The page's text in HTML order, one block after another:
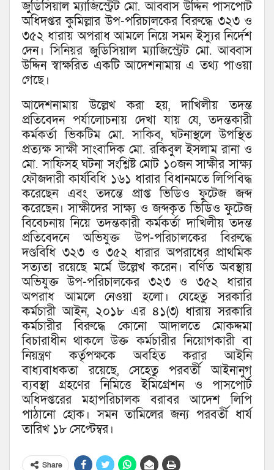
জুডিসিয়াল ম্যাজিস্ট্রেট মো. আব্বাস উদ্দিন পাসপোর্ট
অধিদপ্তর কুমিল্লার উপ-পরিচালকের বিরুদ্ধে ৩২৩ ও
৩৫২ ধারায় অপরাধ আমলে নিয়ে সমন ইস্যুর নির্দেশ
দেন। সিনিয়র জুডিসিয়াল ম্যাজিস্ট্রেট মো. আব্বাস
উদ্দিন স্বাক্ষরিত একটি আদেশনামায় এ তথ্য পাওয়া
গেছে।
আদেশনামায় উল্লেখ করা হয়, দাখিলীয় তদন্ত
প্রতিবেদন পর্যালোচনায় দেখা যায় যে, তদন্তকারী
কর্মকর্তা ভিকটিম মো. সাকিব, ঘটনাস্থলে উপস্থিত
প্রত্যক্ষ সাক্ষী সাংবাদিক মো. রকিবুল ইসলাম রানা ও
মো. সাফিসহ ঘটনা সংশ্লিষ্ট মোট ১০জন সাক্ষীর সাক্ষ্য
ফৌজদারী কার্যবিধি ১৬১ ধারার বিধানমতে লিপিবিদ্ধ
করেছেন এবং তদন্তে প্রাপ্ত ভিডিও ফুটেজ জব্দ
করেছেন। সাক্ষীদের সাক্ষ্য ও জব্দকৃত ভিডিও ফুটেজ
বিবেচনায় নিয়ে তদন্তকারী কর্মকর্তা দাখিলীয় তদন্ত
প্রতিবেদনে অভিযুক্ত উপ-পরিচালকের বিরুদ্ধে
দণ্ডবিধি ৩২৩ ও ৩৫২ ধারার অপরাধের প্রাথমিক
সত্যতা রয়েছে মর্মে উল্লেখ করেন। বর্ণিত অবস্থায়
অভিযুক্ত উপ-পরিচালকের ৩২৩ ও ৩৫২ ধারার
অপরাধ আমলে নেওয়া হলো। যেহেতু সরকারি
কর্মচারী আইন, ২০১৮ এর ৪১(৩) ধারায় সরকারি
কর্মচারীর বিরুদ্ধে কোনো আদালতে মোকদ্দমা
বিচারাধীন থাকলে উক্ত কর্মচারীর নিয়োগকারী বা
নিয়ন্ত্রণ কর্তৃপক্ষকে অবহিত করার আইনি
বাধ্যবাধকতা রয়েছে, সেহেতু পরবর্তী আইনানুগ
ব্যবস্থা গ্রহণের নিমিত্তে ইমিগ্রেশন ও পাসপোর্ট
অধিদপ্তরের মহাপরিচালক বরাবর আদেশ লিপি
পাঠানো হোক। সমন তামিলের জন্য পরবর্তী ধার্য
তারিখ ১৮ সেপ্টেম্বর।
Share